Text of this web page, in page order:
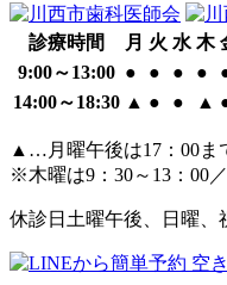
診療時間 月 火 水 木
9:00～13:00 ● ● ● ●
14:00～18:30 ▲ ● ● ▲
▲…月曜午後は17：00ま
※木曜は9：30～13：00
休診日 土曜午後、日曜、